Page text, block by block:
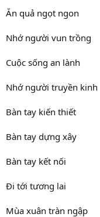
Ăn quả ngọt ngon
Nhớ người vun trồng
Cuộc sống an lành
Nhớ người truyền kinh
Bàn tay kiến thiết
Bàn tay dựng xây
Bàn tay kết nối
Đi tới tương lai
Mùa xuân tràn ngập